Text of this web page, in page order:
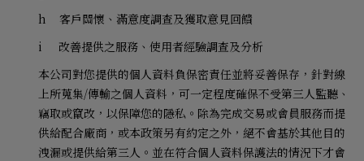
h
客戶關懷、滿意度調查及獲取意見回饋
i
改善提供之服務、使用者經驗調查及分析
本公司對您提供的個人資料負保密責任並將妥善保存，針對線
上所蒐集/傳輸之個人資料，可一定程度確保不受第三人監聽、
竊取或竄改，以保障您的隱私。除為完成交易或會員服務而提
供給配合廠商，或本政策另有約定之外，絕不會基於其他目的
洩漏或提供給第三人。並在符合個人資料保護法的情況下才會